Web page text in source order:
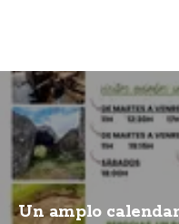
Un amplo